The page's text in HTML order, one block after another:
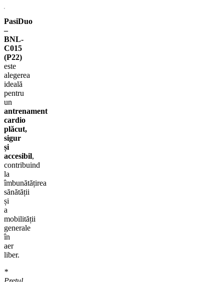
PasiDuo
–
BNL-
C015
(P22)
este
alegerea
ideală
pentru
un
antrenament
cardio
plăcut,
sigur
și
accesibil,
contribuind
la
îmbunătățirea
sănătății
și
a
mobilității
generale
în
aer
liber.
*